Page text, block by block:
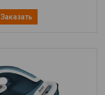
Заказать